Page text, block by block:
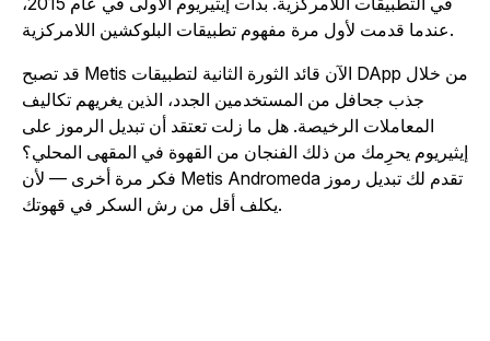
قد تصبح Metis الآن قائد الثورة الثانية لتطبيقات DApp من خلال
جذب جحافل من المستخدمين الجدد، الذين يغريهم تكاليف
المعاملات الرخيصة. هل ما زلت تعتقد أن تبديل الرموز على
يحرِمك من ذلك الفنجان من القهوة في المقهى المحلي؟
فكر مرة أخرى — لأن Metis Andromeda تقدم لك تبديل رموز